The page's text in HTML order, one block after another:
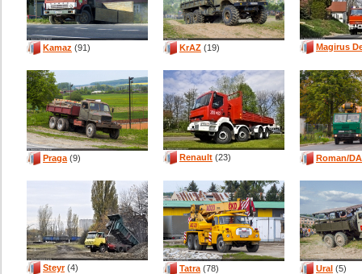
Kamaz (91) KrAZ (19) Magirus
Praga (9) Renault (23) Roman/
Steyr(4) Tatra (78) Ural (5)